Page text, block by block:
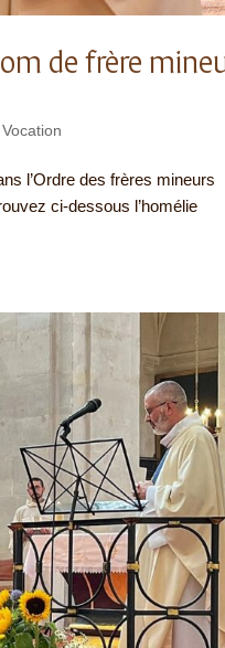
de frère
Vocation
l’Ordre des frères mineurs
ci-dessous l’homélie